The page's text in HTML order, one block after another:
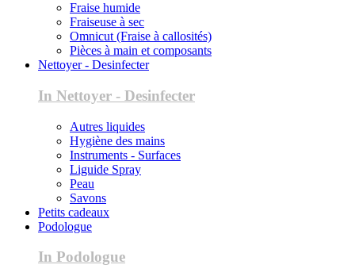
Fraise humide
Fraiseuse à sec
Omnicut (Fraise à callosités)
Pièces à main et composants
Nettoyer - Desinfecter
In Nettoyer - Desinfecter
Autres liquides
Hygiène des mains
Instruments - Surfaces
Liguide Spray
Peau
Savons
Petits cadeaux
Podologue
In Podologue